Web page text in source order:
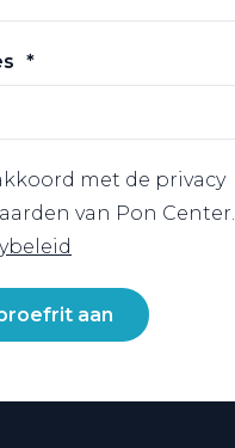
met de privacy
van Pon Center.
aan